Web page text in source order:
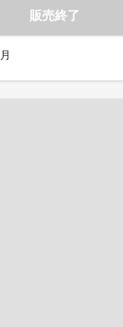
販売終了